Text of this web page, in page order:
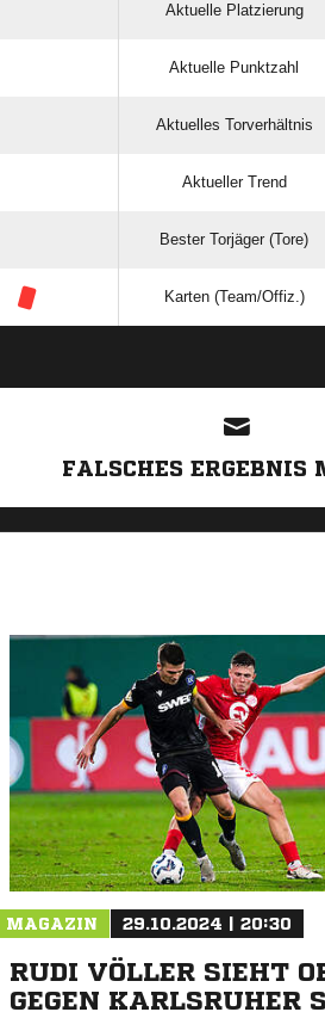
Aktuelle Platzierung
Aktuelle Punktzahl
Aktuelles Torverhältnis
Aktueller Trend
Bester Torjäger (Tore)
Karten (Team/Offiz.)
FALSCHES ERGEBNIS
MAGAZIN 29.10.2024 | 20:30
RUDI VÖLLER SIEHT
GEGEN KARLSRUHER